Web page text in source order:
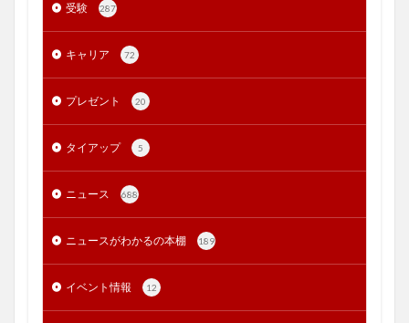
受験 287
キャリア 72
プレゼント 20
タイアップ 5
ニュース 688
ニュースがわかるの本棚 189
イベント情報 12